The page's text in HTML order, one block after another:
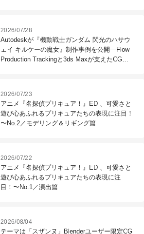
2026/07/28
Autodeskが『機動戦士ガンダム 閃光のハサウ
ェイ キルケーの魔女』制作事例を公開―Flow
Production Trackingと3ds Maxが支えたCG制
2026/07/23
アニメ『名探偵プリキュア！』ED 、可愛さと
遊び心あふれるプリキュアたちの表現に注目！
〜No.2／モデリング＆リギング篇
2026/07/22
アニメ『名探偵プリキュア！』ED 、可愛さと
遊び心あふれるプリキュアたちの表現に注
目！〜No.1／演出篇
2026/08/04
テーマは「スザンヌ」Blenderユーザー限定CG